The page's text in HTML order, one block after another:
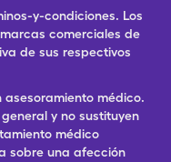
y-condiciones. Los
comerciales de
de sus respectivos
asesoramiento médico.
y no sustituyen
médico
sobre una afección